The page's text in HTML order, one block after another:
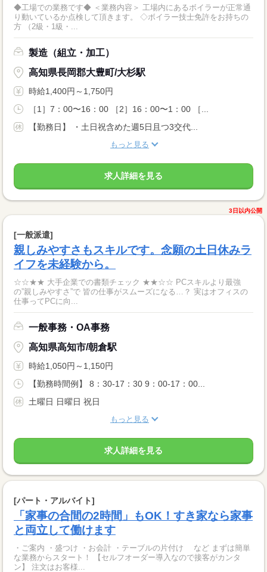
◆工場での業務です◆ ＜業務内容＞ 工場内にあるボイラーが正常通
り動いているか点検して頂きます。 ◇ボイラー技士免許をお持ちの
方 （2級・1級・...
製造（組立・加工）
高知県長岡郡大豊町/大杉駅
時給1,400円～1,750円
［1］7：00〜16：00 ［2］16：00〜1：00 ［...
【勤務日】 ・土日祝含めた週5日且つ3交代...
もっと見る
求人詳細を見る
3日以内公開
[一般派遣]
親しみやすさもスキルです。念願の土日休みラ
イフを未経験から。
☆☆★★ 大手企業での書類チェック ★★☆☆ PCスキルより最強
の”親しみやすさ”で 皆の仕事がスムーズになる…？ 実はオフィスの
仕事ってPCに向...
一般事務・OA事務
高知県高知市/朝倉駅
時給1,050円～1,150円
【勤務時間例】 8：30-17：30 9：00-17：00...
土曜日 日曜日 祝日
もっと見る
求人詳細を見る
[パート・アルバイト]
「家事の合間の2時間」もOK！すき家なら家事
と両立して働けます
・ご案内 ・盛つけ ・お会計 ・テーブルの片付け など まずは簡単
な業務からスタート！ 【セルフオーダー導入なので接客がカンタ
ン】 注文はお客様...